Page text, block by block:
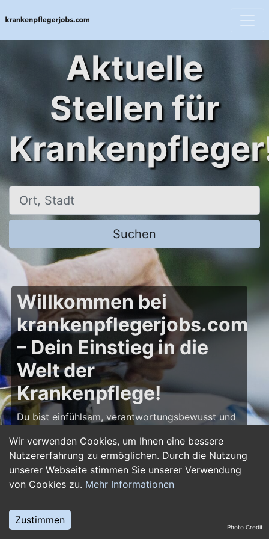
Wir verwenden Cookies, um Ihnen eine bessere
Nutzererfahrung zu ermöglichen. Durch die Nutzung
unserer Webseite stimmen Sie unserer Verwendung
von Cookies zu. Mehr Informationen
Zustimmen
Aktuelle
Stellen für
Ort, Stadt
Suchen
Willkommen bei
krankenpflegerjobs.com
– Dein Einstieg in die
Welt der
Krankenpflege!
Du bist einfühlsam, verantwortungsbewusst und
Beruf machen? Dann bist du auf
krankenpflegerjobs.comgenau richtig! Hier
findest du zahlreiche Stellenangebote,
Ausbildungsplätze und Jobs im Bereich
Krankenpflegern über Pflegefachassistenten bis
hin zu Leitungsposten in Kliniken und
Photo Credit